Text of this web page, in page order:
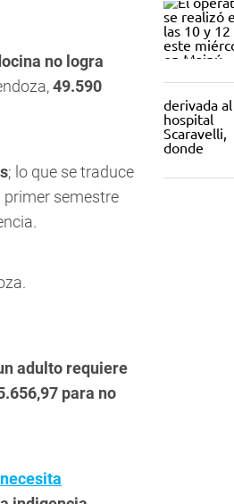
no logra
49.590
; lo que se traduce
primer semestre
adulto requiere
para no